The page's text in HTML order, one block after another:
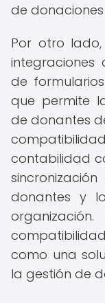
de
Por otro
de
que permite
de donantes
contabilidad
donantes y
como una
la gestión de